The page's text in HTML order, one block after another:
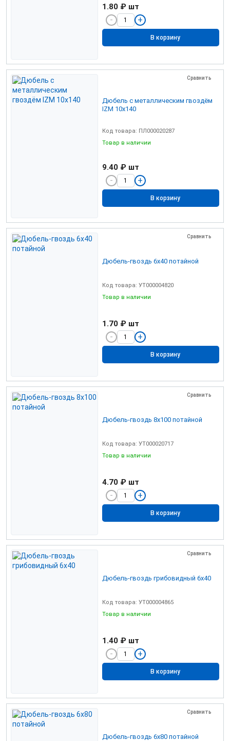
1.80 ₽ шт
В корзину
Сравнить
Дюбель с металлическим гвоздём
IZМ 10х140
Код товара: ПЛ000020287
Товар в наличии
9.40 ₽ шт
В корзину
Сравнить
Дюбель-гвоздь 6х40 потайной
Код товара: УТ000004820
Товар в наличии
1.70 ₽ шт
В корзину
Сравнить
Дюбель-гвоздь 8х100 потайной
Код товара: УТ000020717
Товар в наличии
4.70 ₽ шт
В корзину
Сравнить
Дюбель-гвоздь грибовидный 6х40
Код товара: УТ000004865
Товар в наличии
1.40 ₽ шт
В корзину
Сравнить
Дюбель-гвоздь 6х80 потайной